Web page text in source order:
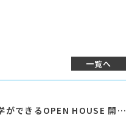
一覧へ
2025年5月10日(土) 自由に見学ができるOPEN HOUSE 開催のお知らせです！[終了いたしました]